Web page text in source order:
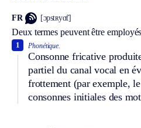
FR [ɔpstʀyɑ̃t]
Deux termes peuvent être
Phonétique.
Consonne fricative
partiel du canal vocal en
frottement (par exemple,
consonnes initiales des
1